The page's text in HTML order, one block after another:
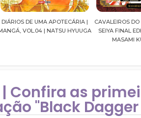
CAVALEIROS DO ZODÍACO: SAINT
SEIYA FINAL EDITION | VOL. 05 |
CROWN OF
J.R.WARD
| Confira as
"Black